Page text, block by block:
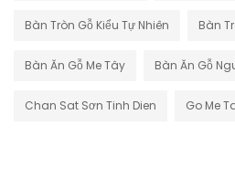
Bàn Tròn Gỗ Kiểu Tự Nhiên Bàn
Bàn Ăn Gỗ Me Tây Bàn Ăn Gỗ
Chan Sat Sơn Tinh Dien Go Me